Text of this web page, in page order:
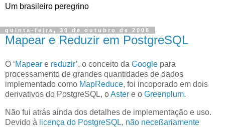
Um brasileiro peregrino
quinta-feira, 30 de outubro de 2008
Mapear e Reduzir em PostgreSQL
O ‘Mapear e reduzir’, o conceito da Google para
processamento de grandes quantidades de dados
implementado como MapReduce, foi incoporado em dois
derivativos do PostgreSQL, oAster e o Greenplum.
Não fui atrás ainda dos detalhes de implementação e uso.
Devido à licença do PostgreSQL, não neceßariamente